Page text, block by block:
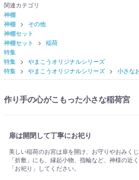
関連カテゴリ
神棚
神棚
その他
神棚セット
神棚セット
稲荷
特集
特集
やまこうオリジナルシリーズ
特集
やまこうオリジナルシリーズ 小さな
作り手の心がこもった小さな稲荷宮
扉は開閉して丁寧にお祀り
美しい稲荷のお宮は扉を開け、お守りやおみく
「折敷」にも、縁起小物、指輪など、神様の近
「お祀り」してください。